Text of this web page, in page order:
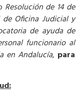
Resolución de 14 de
Oficina Judicial y
de ayuda de
funcionario al
en Andalucía, para